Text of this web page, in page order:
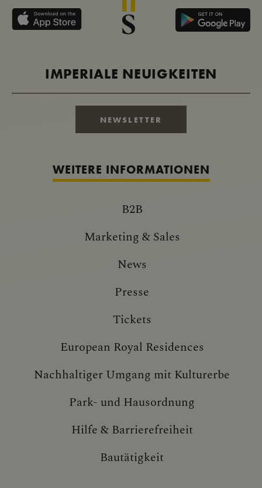
IMPERIALE NEUIGKEITEN
NEWSLETTER
WEITERE INFORMATIONEN
B2B
Marketing & Sales
News
Presse
Tickets
European Royal Residences
Nachhaltiger Umgang mit Kulturerbe
Park- und Hausordnung
Hilfe & Barrierefreiheit
Bautätigkeit